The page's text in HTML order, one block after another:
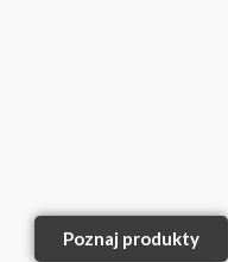
Poznaj produkty